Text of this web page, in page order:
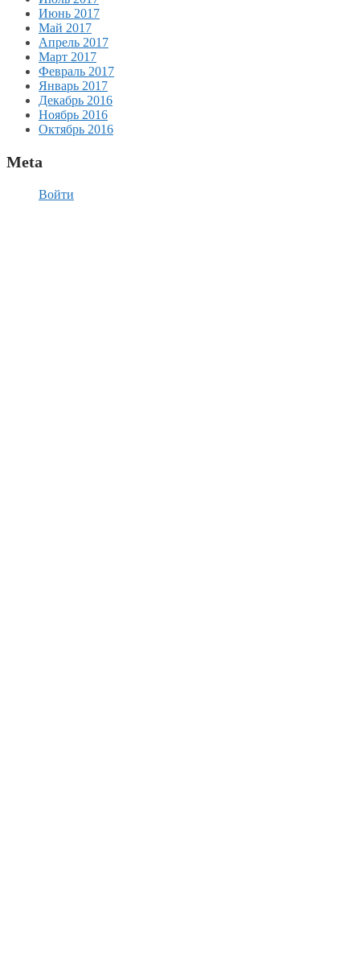
Июнь 2017
Май 2017
Апрель 2017
Март 2017
Февраль 2017
Январь 2017
Декабрь 2016
Ноябрь 2016
Октябрь 2016
Meta
Войти